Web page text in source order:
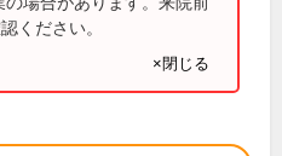
ください。
×閉じる